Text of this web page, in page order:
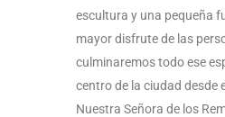
escultura y una pequeña
mayor disfrute de las
culminaremos todo ese
centro de la ciudad desde
Nuestra Señora de los